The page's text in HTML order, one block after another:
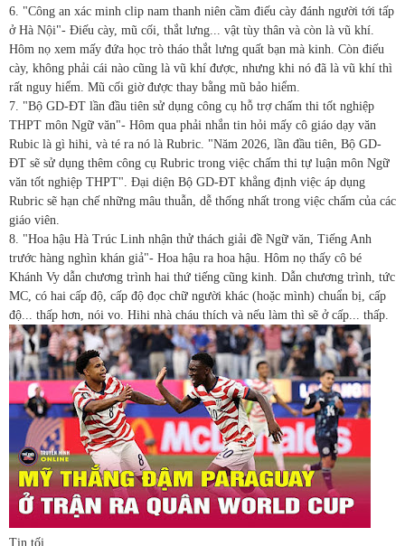
6. "Công an xác minh clip nam thanh niên cầm điếu cày đánh người tới tấp
ở Hà Nội"- Điếu cày, mũ cối, thắt lưng... vật tùy thân và còn là vũ khí.
Hôm nọ xem mấy đứa học trò tháo thắt lưng quất bạn mà kinh. Còn điếu
cày, không phải cái nào cũng là vũ khí được, nhưng khi nó đã là vũ khí thì
rất nguy hiểm. Mũ cối giờ được thay bằng mũ bảo hiểm.
7. "Bộ GD-ĐT lần đầu tiên sử dụng công cụ hỗ trợ chấm thi tốt nghiệp
THPT môn Ngữ văn"- Hôm qua phải nhắn tin hỏi mấy cô giáo dạy văn
Rubic là gì hihi, và té ra nó là Rubric. "Năm 2026, lần đầu tiên, Bộ GD-
ĐT sẽ sử dụng thêm công cụ Rubric trong việc chấm thi tự luận môn Ngữ
văn tốt nghiệp THPT". Đại diện Bộ GD-ĐT khẳng định việc áp dụng
Rubric sẽ hạn chế những mâu thuẫn, dễ thống nhất trong việc chấm của các
giáo viên.
8. "Hoa hậu Hà Trúc Linh nhận thử thách giải đề Ngữ văn, Tiếng Anh
trước hàng nghìn khán giả"- Hoa hậu ra hoa hậu. Hôm nọ thấy cô bé
Khánh Vy dẫn chương trình hai thứ tiếng cũng kinh. Dẫn chương trình, tức
MC, có hai cấp độ, cấp độ đọc chữ người khác (hoặc mình) chuẩn bị, cấp
độ... thấp hơn, nói vo. Hihi nhà cháu thích và nếu làm thì sẽ ở cấp... thấp.
Tin tối